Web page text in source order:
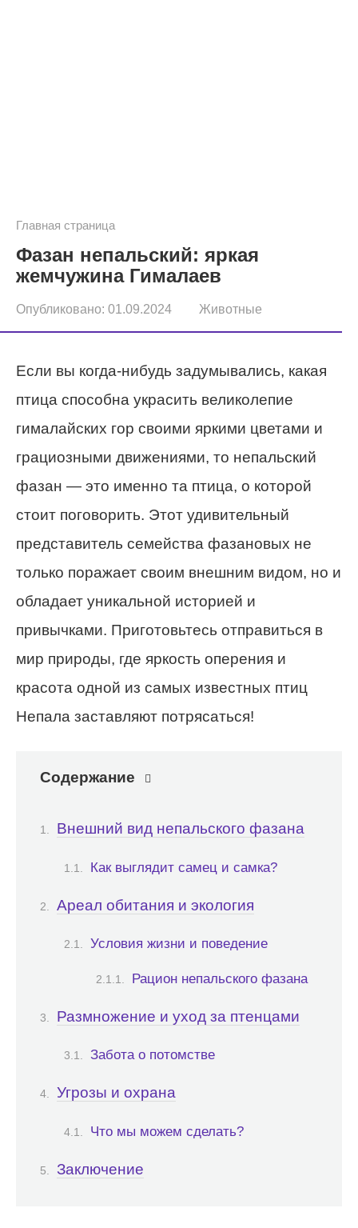
Главная страница
Фазан непальский: яркая
жемчужина Гималаев
Опубликовано: 01.09.2024 Животные
Если вы когда-нибудь задумывались, какая
птица способна украсить великолепие
гималайских гор своими яркими цветами и
грациозными движениями, то непальский
фазан — это именно та птица, о которой
стоит поговорить. Этот удивительный
представитель семейства фазановых не
только поражает своим внешним видом, но и
обладает уникальной историей и
привычками. Приготовьтесь отправиться в
мир природы, где яркость оперения и
красота одной из самых известных птиц
Непала заставляют потрясаться!
Содержание
Внешний вид непальского фазана
Как выглядит самец и самка?
Ареал обитания и экология
Условия жизни и поведение
Рацион непальского фазана
Размножение и уход за птенцами
Забота о потомстве
Угрозы и охрана
Что мы можем сделать?
Заключение